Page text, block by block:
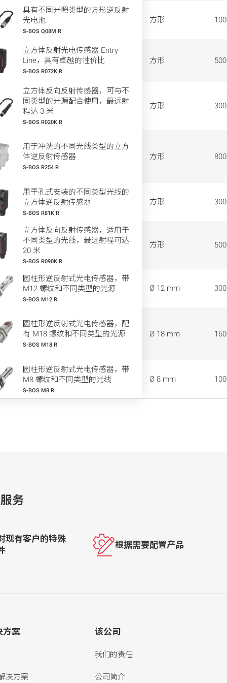
具有不同光照类型的方形逆反射
光电池
S-BOS Q08M R
方形
立方体反射光电传感器 Entry
Line，具有卓越的性价比
S-BOS R072K R
方形
立方体反向反射传感器，可与不
同类型的光源配合使用，最远射
程达 3 米
S-BOS R020K R
方形
用于冲洗的不同光线类型的立方
体逆反射传感器
S-BOS R254 R
方形
用于孔式安装的不同类型光线的
立方体逆反射传感器
S-BOS R81K R
方形
立方体反向反射传感器，适用于
不同类型的光线，最远射程可达
20 米
S-BOS R090K R
方形
圆柱形逆反射式光电传感器，带
M12 螺纹和不同类型的光源
S-BOS M12 R
Ø 12 mm
圆柱形逆反射式光电传感器，配
有 M18 螺纹和不同类型的光源
S-BOS M18 R
Ø 18 mm
圆柱形逆反射式光电传感器，带
M8 螺纹和不同类型的光线
S-BOS M8 R
Ø 8 mm
务
现有客户的特殊
根据需要配置产品
方案
决方案
该公司
我们的责任
公司简介